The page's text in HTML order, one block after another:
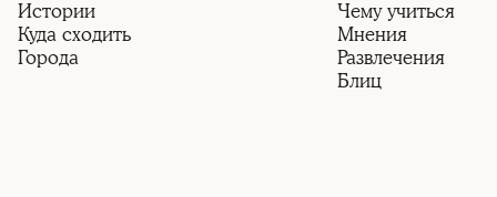
Истории
Куда сходить
Города
Чему учиться
Мнения
Развлечения
Блиц